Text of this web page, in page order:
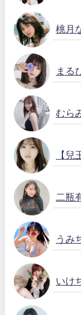
桃月
まる
むら
【兒
二瓶
うみ
いけ